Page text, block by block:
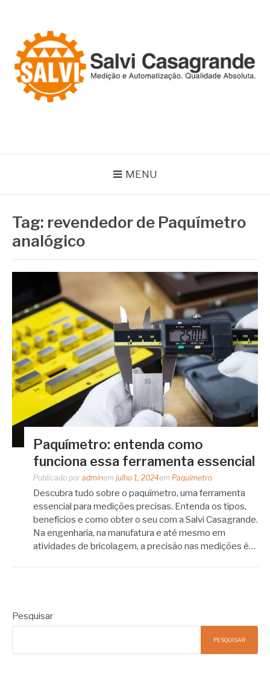
conteúdo
MENU
Tag: revendedor de Paquímetro
analógico
Paquímetro: entenda como
funciona essa ferramenta essencial
Publicado por adminem julho 1, 2024em Paquímetro
Descubra tudo sobre o paquímetro, uma ferramenta
essencial para medições precisas. Entenda os tipos,
benefícios e como obter o seu com a Salvi Casagrande.
Na engenharia, na manufatura e até mesmo em
atividades de bricolagem, a precisão nas medições é…
Pesquisar
PESQUISAR